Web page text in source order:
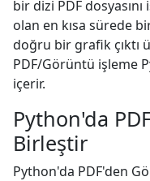
bir dizi PDF
olan en kısa sürede
doğru bir grafik çıktı
PDF/Görüntü işleme
içerir.
Python'da
Birleştir
Python'da PDF'den